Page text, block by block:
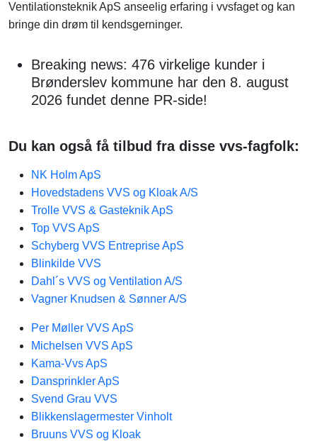
Ventilationsteknik ApS anseelig erfaring i vvsfaget og kan
bringe din drøm til kendsgerninger.
Breaking news: 476 virkelige kunder i
Brønderslev kommune har den 8. august
2026 fundet denne PR-side!
Du kan også få tilbud fra disse vvs-fagfolk:
NK Holm ApS
Hovedstadens VVS og Kloak A/S
Trolle VVS & Gasteknik ApS
Top VVS ApS
Schyberg VVS Entreprise ApS
Blinkilde VVS
Dahl´s VVS og Ventilation A/S
Vagner Knudsen & Sønner A/S
Per Møller VVS ApS
Michelsen VVS ApS
Kama-Vvs ApS
Dansprinkler ApS
Svend Grau VVS
Blikkenslagermester Vinholt
Bruuns VVS og Kloak